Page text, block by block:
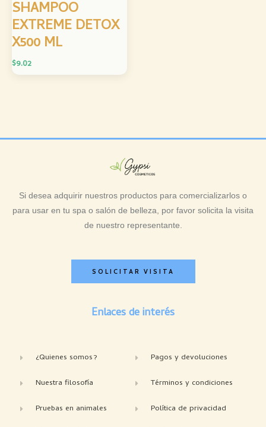
SHAMPOO
EXTREME DETOX
X500 ML
$9.02
Si desea adquirir nuestros productos para comercializarlos o
para usar en tu spa o salón de belleza, por favor solicita la visita
de nuestro representante.
SOLICITAR VISITA
Enlaces de interés
¿Quienes somos?
Nuestra filosofía
Pruebas en animales
Pagos y devoluciones
Términos y condiciones
Política de privacidad